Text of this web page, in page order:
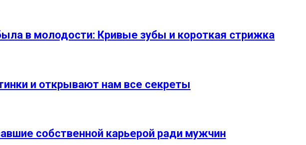
в молодости: Кривые зубы и короткая стрижка
и открывают нам все секреты
собственной карьерой ради мужчин